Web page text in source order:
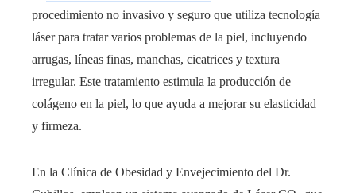
procedimiento no invasivo y seguro que utiliza tecnología
láser para tratar varios problemas de la piel, incluyendo
arrugas, líneas finas, manchas, cicatrices y textura
irregular. Este tratamiento estimula la producción de
colágeno en la piel, lo que ayuda a mejorar su elasticidad
y firmeza.
En la Clínica de Obesidad y Envejecimiento del Dr.